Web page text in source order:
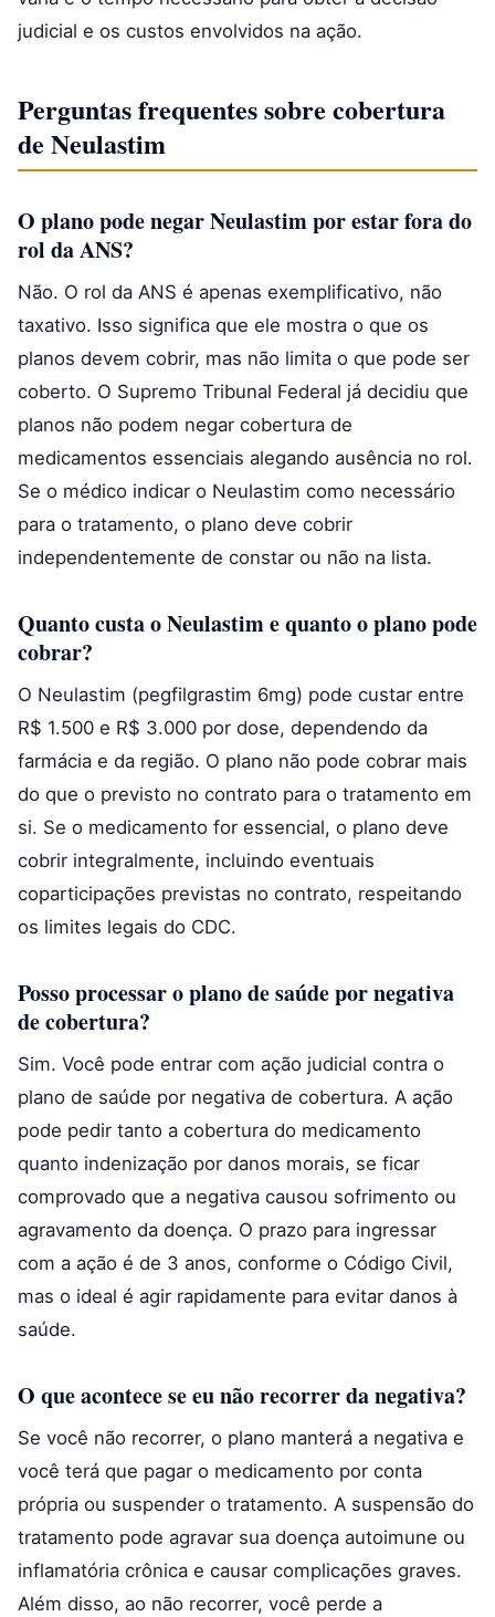
judicial e os custos envolvidos na ação.
Perguntas frequentes sobre cobertura
de Neulastim
O plano pode negar Neulastim por estar fora do
rol da ANS?
Não. O rol da ANS é apenas exemplificativo, não
taxativo. Isso significa que ele mostra o que os
planos devem cobrir, mas não limita o que pode ser
coberto. O Supremo Tribunal Federal já decidiu que
planos não podem negar cobertura de
medicamentos essenciais alegando ausência no rol.
Se o médico indicar o Neulastim como necessário
para o tratamento, o plano deve cobrir
independentemente de constar ou não na lista.
Quanto custa o Neulastim e quanto o plano pode
cobrar?
O Neulastim (pegfilgrastim 6mg) pode custar entre
R$ 1.500 e R$ 3.000 por dose, dependendo da
farmácia e da região. O plano não pode cobrar mais
do que o previsto no contrato para o tratamento em
si. Se o medicamento for essencial, o plano deve
cobrir integralmente, incluindo eventuais
coparticipações previstas no contrato, respeitando
os limites legais do CDC.
Posso processar o plano de saúde por negativa
de cobertura?
Sim. Você pode entrar com ação judicial contra o
plano de saúde por negativa de cobertura. A ação
pode pedir tanto a cobertura do medicamento
quanto indenização por danos morais, se ficar
comprovado que a negativa causou sofrimento ou
agravamento da doença. O prazo para ingressar
com a ação é de 3 anos, conforme o Código Civil,
mas o ideal é agir rapidamente para evitar danos à
saúde.
O que acontece se eu não recorrer da negativa?
Se você não recorrer, o plano manterá a negativa e
você terá que pagar o medicamento por conta
própria ou suspender o tratamento. A suspensão do
tratamento pode agravar sua doença autoimune ou
inflamatória crônica e causar complicações graves.
Além disso, ao não recorrer, você perde a